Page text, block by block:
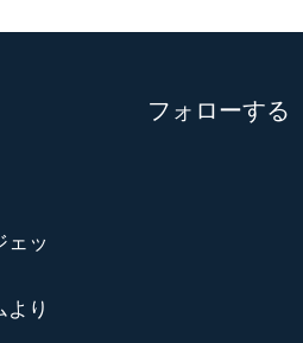
ェッ
り
フォローする